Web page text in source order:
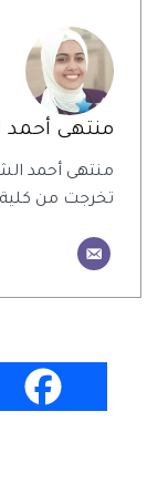
منتهى أحمد
منتهى أحمد
تخرجت من كلية